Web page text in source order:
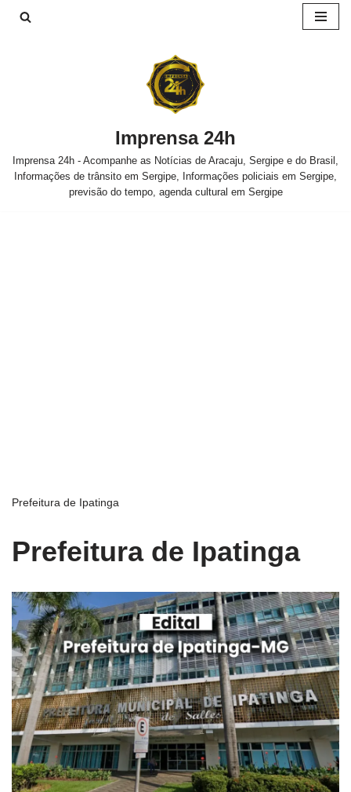
Imprensa 24h
Imprensa 24h - Acompanhe as Notícias de Aracaju, Sergipe e do Brasil,
Informações de trânsito em Sergipe, Informações policiais em Sergipe,
previsão do tempo, agenda cultural em Sergipe
Prefeitura de Ipatinga
Prefeitura de Ipatinga